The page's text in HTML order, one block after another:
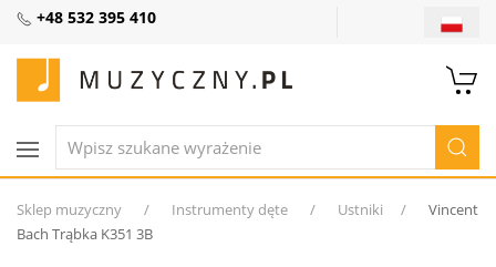
+48 532 395 410
Sklep muzyczny Instrumenty dęte Ustniki
Vincent
Bach Trąbka K351 3B